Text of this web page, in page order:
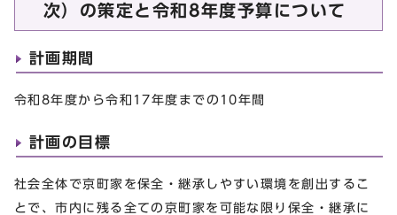
次）の策定と令和8年度予算について
計画期間
令和8年度から令和17年度までの10年間
計画の目標
社会全体で京町家を保全・継承しやすい環境を創出するこ
とで、市内に残る全ての京町家を可能な限り保全・継承に